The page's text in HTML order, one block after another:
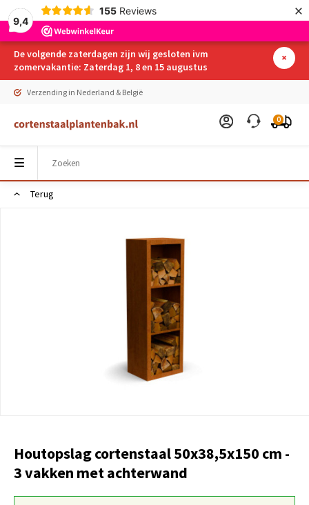
9,4
155 Reviews ×
De volgende zaterdagen zijn wij gesloten ivm
zomervakantie: Zaterdag 1, 8 en 15 augustus
Verzending in Nederland & België
0
Terug
Houtopslag cortenstaal 50x38,5x150 cm -
3 vakken met achterwand